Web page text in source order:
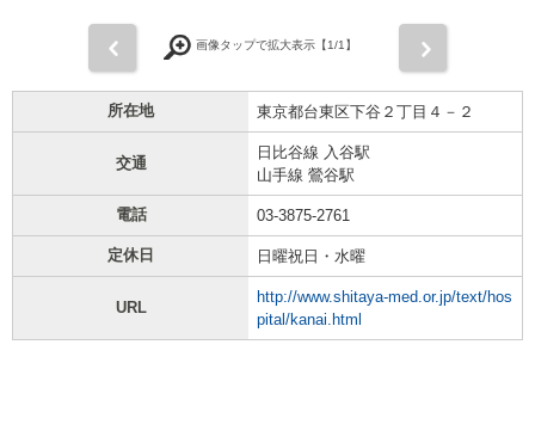
画像タップで拡大表示【1/1】
所在地 東京都台東区下谷２丁目４－２
交通
日比谷線 入谷駅
山手線 鶯谷駅
電話 03-3875-2761
定休日 日曜祝日・水曜
URL
http://www.shitaya-med.or.jp/text/hos
pital/kanai.html